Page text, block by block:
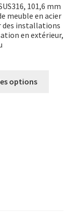
101,6 mm
meuble en acier
des installations
en extérieur,
options